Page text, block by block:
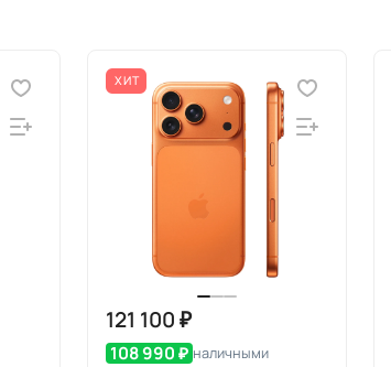
ХИТ
121 100 ₽
108 990 ₽ наличными